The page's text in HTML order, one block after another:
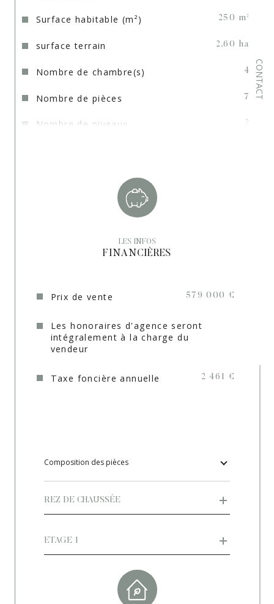
CONTACT
Surface habitable (m²) 250 m²
surface terrain 2,60 ha
Nombre de chambre(s) 4
Nombre de pièces 7
Nombre de niveaux 2
Terrain constructible
Nb de salle de bains
Type de cuisine
Nombre de garage
Exposition
Terrain piscinable
Terrain arboré OUI
Tout à l'égout
Accès
Raccordement électricité
Copropriété NON
LES INFOS
FINANCIÈRES
Prix de vente 579 000 €
Les honoraires d'agence seront
intégralement à la charge du
vendeur
Taxe foncière annuelle 2 461 €
Composition des pièces
REZ DE CHAUSSÉE
ETAGE 1